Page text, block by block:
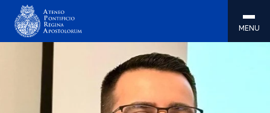
MENU